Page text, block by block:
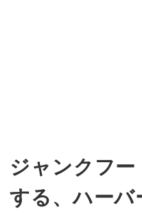
ジャンクフ
する、ハーバ